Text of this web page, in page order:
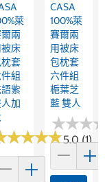
萊
兩
床
套
組
紫
加
★★★★
★★★★5.0 (1)
CASA
100%萊
賽爾兩
用被床
包枕套
六件組
梔葉芝
藍 雙人
★★★
★★★